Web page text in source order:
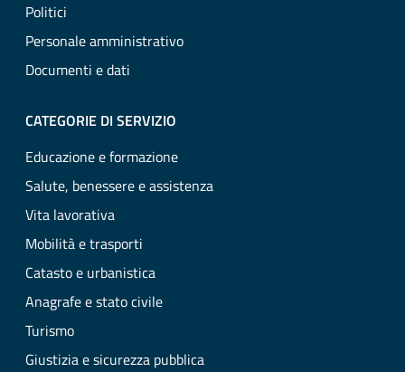
Politici
Personale amministrativo
Documenti e dati
CATEGORIE DI SERVIZIO
Educazione e formazione
Salute, benessere e assistenza
Vita lavorativa
Mobilità e trasporti
Catasto e urbanistica
Anagrafe e stato civile
Turismo
Giustizia e sicurezza pubblica